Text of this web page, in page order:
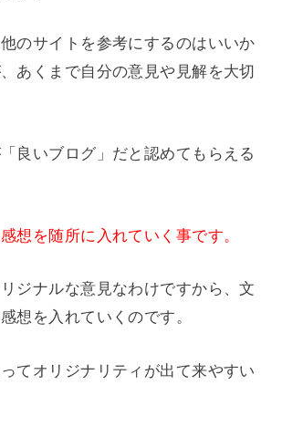
のサイトを参考にするのはいいか
あくまで自分の意見や見解を大切
良いブログ」だと認めてもらえる
想を随所に入れていく事です。
ジナルな意見なわけですから、文
想を入れていくのです。
てオリジナリティが出て来やすい